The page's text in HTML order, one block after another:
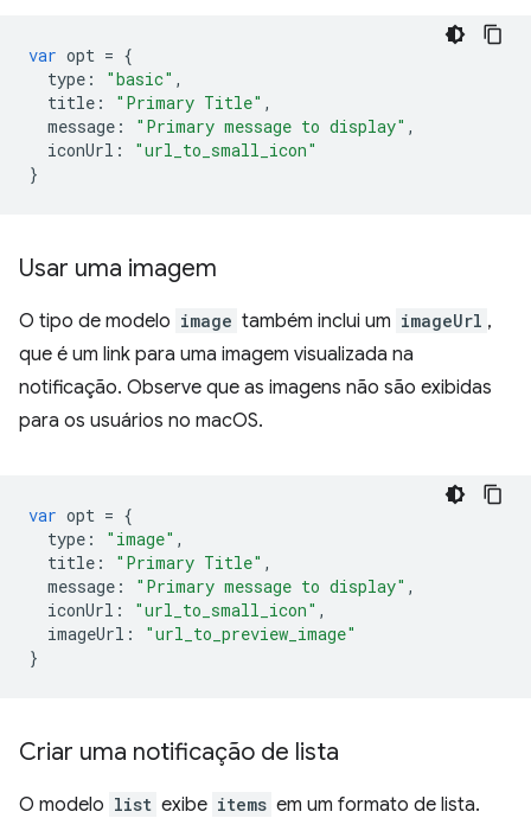
var opt = {
type : "basic" ,
title : "Primary Title" ,
message : "Primary message to display" ,
iconUrl :
"url_to_small_icon"
}
Usar uma imagem
O tipo de modelo image também inclui um imageUrl ,
que é um link para uma imagem visualizada na
notificação. Observe que as imagens não são exibidas
para os usuários no macOS.
var opt = {
type : "image" ,
title : "Primary Title" ,
message : "Primary message to display" ,
iconUrl : "url_to_small_icon" ,
imageUrl :
"url_to_preview_image"
}
Criar uma notificação de lista
O modelo list exibe items em um formato de lista.